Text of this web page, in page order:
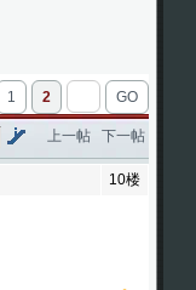
1 2 GO
上一帖 下一帖
10楼